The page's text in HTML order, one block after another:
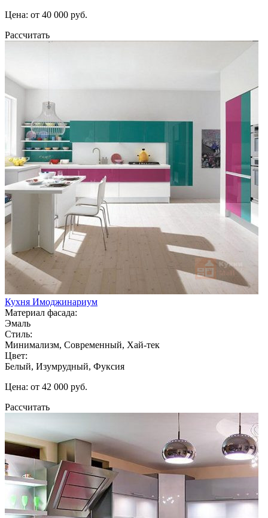
Цена: от 40 000 руб.
Рассчитать
Кухня Имоджинариум
Материал фасада:
Эмаль
Стиль:
Минимализм, Современный, Хай-тек
Цвет:
Белый, Изумрудный, Фуксия
Цена: от 42 000 руб.
Рассчитать